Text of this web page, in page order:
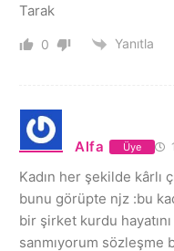
Tarak
0 Yanıtla
Alfa Üye
Kadın her şekilde kârlı
bunu görüpte njz :bu
bir şirket kurdu
sanmıyorum